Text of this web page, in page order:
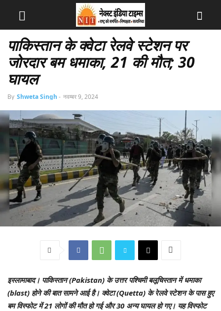
पाकिस्तान के क्वेटा रेलवे स्टेशन पर
जोरदार बम धमाका, 21 की मौत; 30
घायल
By Shweta Singh - नवम्बर 9, 2024
इस्लामाबाद। पाकिस्तान (Pakistan) के उत्तर पश्चिमी बलूचिस्तान में धमाका
(blast) होने की बात सामने आई है। क्वेटा (Quetta) के रेलवे स्टेशन के पास हुए
बम विस्फोट में 21 लोगों की मौत हो गई और 30 अन्य घायल हो गए। यह विस्फोट